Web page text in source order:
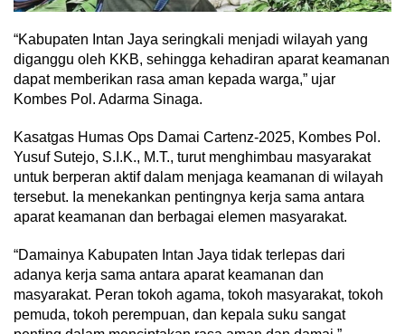
“Kabupaten Intan Jaya seringkali menjadi wilayah yang
diganggu oleh KKB, sehingga kehadiran aparat keamanan
dapat memberikan rasa aman kepada warga,” ujar
Kombes Pol. Adarma Sinaga.
Kasatgas Humas Ops Damai Cartenz-2025, Kombes Pol.
Yusuf Sutejo, S.I.K., M.T., turut menghimbau masyarakat
untuk berperan aktif dalam menjaga keamanan di wilayah
tersebut. Ia menekankan pentingnya kerja sama antara
aparat keamanan dan berbagai elemen masyarakat.
“Damainya Kabupaten Intan Jaya tidak terlepas dari
adanya kerja sama antara aparat keamanan dan
masyarakat. Peran tokoh agama, tokoh masyarakat, tokoh
pemuda, tokoh perempuan, dan kepala suku sangat